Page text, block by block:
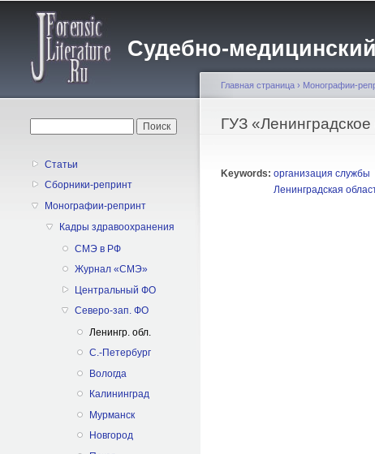
Судебно-
Статьи
Сборники-репринт
Монографии-репринт
Кадры здравоохранения
CMЭ в РФ
Журнал «СМЭ»
Центральный ФО
Северо-зап. ФО
Ленингр. обл.
С.-Петербург
Вологда
Калининград
Мурманск
Новгород
Вы здесь
Главная страница › Монографии-
ГУЗ
Keywords: организация службы
Ленинградская